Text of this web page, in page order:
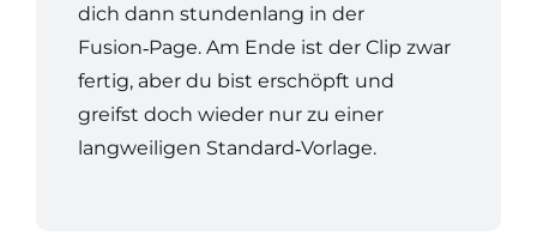
dich dann stundenlang in der
Fusion‑Page. Am Ende ist der Clip zwar
fertig, aber du bist erschöpft und
greifst doch wieder nur zu einer
langweiligen Standard‑Vorlage.